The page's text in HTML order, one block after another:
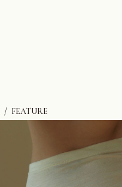
FEATURE